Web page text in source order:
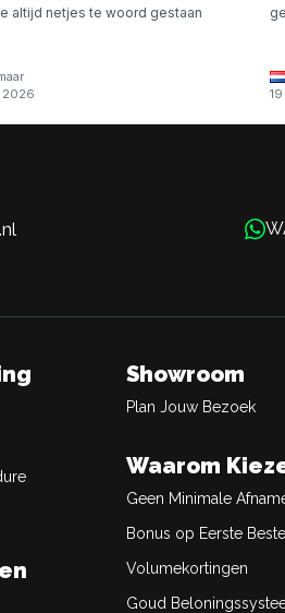
altijd netjes te woord gestaan
2026
Showroom
Plan Jouw Bezoek
Waarom
Geen Minimale
Bonus op Eerste
Volumekortingen
Goud